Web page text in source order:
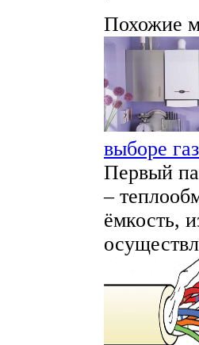
Похожие
выборе
Первый
–
ёмкость,